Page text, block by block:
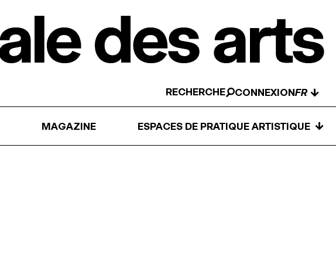
RECHERCHE CONNEXION ↓
MAGAZINE ESPACES DE PRATIQUE ARTISTIQUE ↓